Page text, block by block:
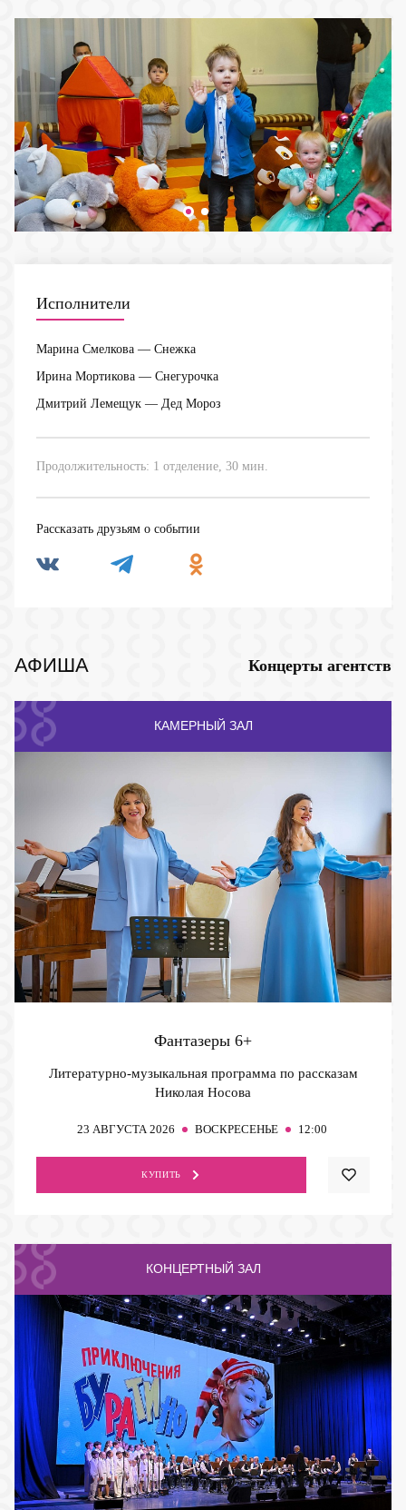
Исполнители
Марина Смелкова — Снежка
Ирина Мортикова — Снегурочка
Дмитрий Лемещук — Дед Мороз
Продолжительность: 1 отделение, 30 мин.
Рассказать друзьям о событии
АФИША Концерты агентств
КАМЕРНЫЙ ЗАЛ
Фантазеры 6+
Литературно-музыкальная программа по рассказам
Николая Носова
23 АВГУСТА 2026 ВОСКРЕСЕНЬЕ 12:00
КУПИТЬ
КОНЦЕРТНЫЙ ЗАЛ